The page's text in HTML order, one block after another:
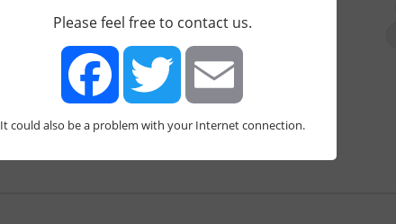
כמה עובדים בדיגיטל מרקטינג
Please feel free to contact us.
FacebookTwitter Email
It could also be a problem with your Internet connection.